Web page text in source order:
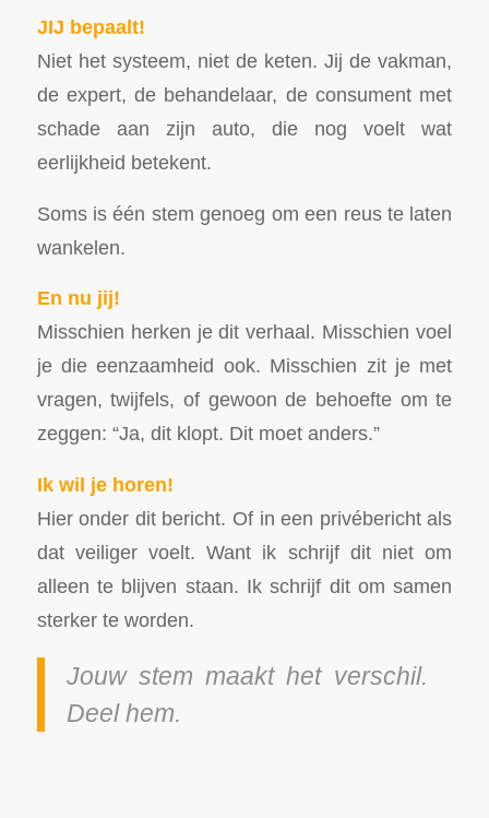
JIJ bepaalt!
Niet het systeem, niet de keten. Jij de vakman,
de expert, de behandelaar, de consument met
schade aan zijn auto, die nog voelt wat
eerlijkheid betekent.
Soms is één stem genoeg om een reus te laten
wankelen.
En nu jij!
Misschien herken je dit verhaal. Misschien voel
je die eenzaamheid ook. Misschien zit je met
vragen, twijfels, of gewoon de behoefte om te
zeggen: “Ja, dit klopt. Dit moet anders.”
Ik wil je horen!
Hier onder dit bericht. Of in een privébericht als
dat veiliger voelt. Want ik schrijf dit niet om
alleen te blijven staan. Ik schrijf dit om samen
sterker te worden.
Jouw stem maakt het verschil.
Deel hem.